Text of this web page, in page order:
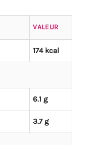
VALEUR
174 kcal
6.1 g
3.7 g